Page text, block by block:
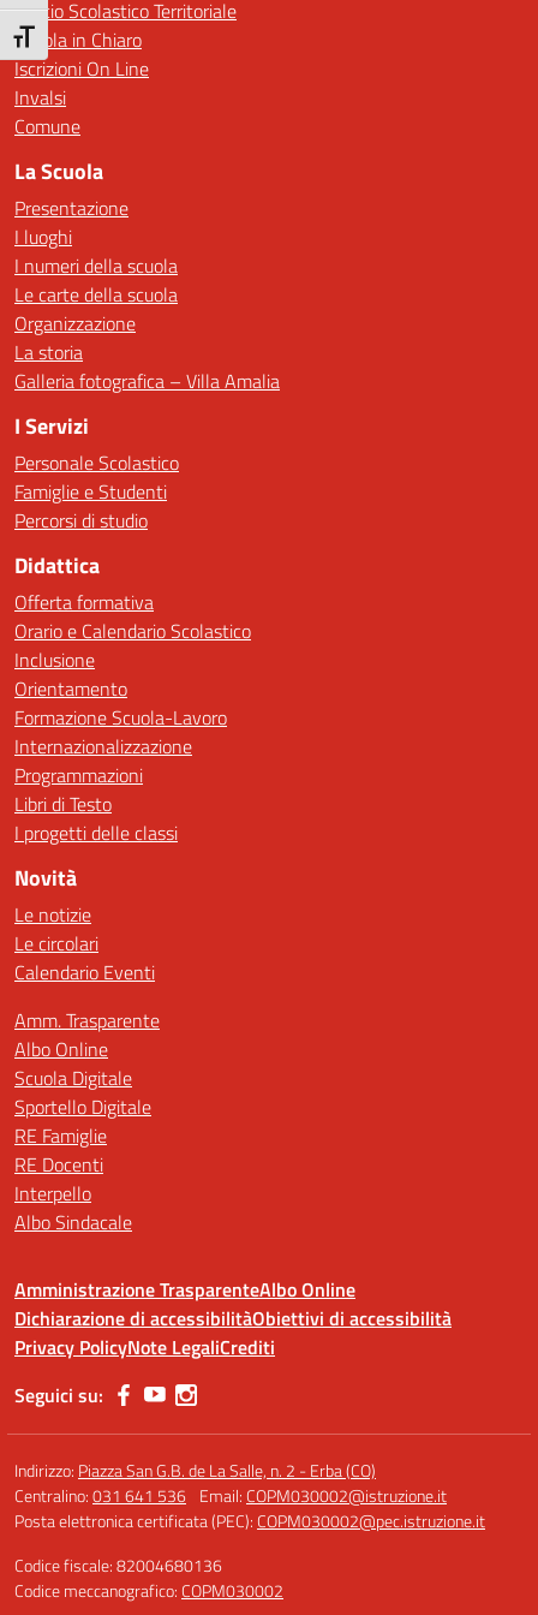
Attiva/disattiva dimensione testo
Ufficio Scolastico Territoriale
Scuola in Chiaro
Iscrizioni On Line
Invalsi
Comune
La Scuola
Presentazione
I luoghi
I numeri della scuola
Le carte della scuola
Organizzazione
La storia
Galleria fotografica – Villa Amalia
I Servizi
Personale Scolastico
Famiglie e Studenti
Percorsi di studio
Didattica
Offerta formativa
Orario e Calendario Scolastico
Inclusione
Orientamento
Formazione Scuola-Lavoro
Internazionalizzazione
Programmazioni
Libri di Testo
I progetti delle classi
Novità
Le notizie
Le circolari
Calendario Eventi
Amm. Trasparente
Albo Online
Scuola Digitale
Sportello Digitale
RE Famiglie
RE Docenti
Interpello
Albo Sindacale
Amministrazione TrasparenteAlbo Online
Dichiarazione di accessibilitàObiettivi di accessibilità
Privacy PolicyNote LegaliCrediti
Seguici su:
Indirizzo: Piazza San G.B. de La Salle, n. 2 - Erba (CO)
Centralino:031 641 536 Email: COPM030002@istruzione.it
Posta elettronica certificata (PEC): COPM030002@pec.istruzione.it
Codice fiscale: 82004680136
Codice meccanografico: COPM030002